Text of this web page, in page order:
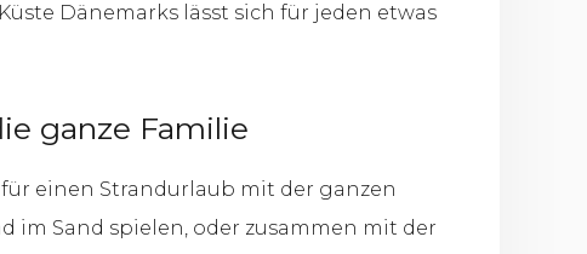
Dänemarks lässt sich für jeden etwas
ganze Familie
einen Strandurlaub mit der ganzen
im Sand spielen, oder zusammen mit der